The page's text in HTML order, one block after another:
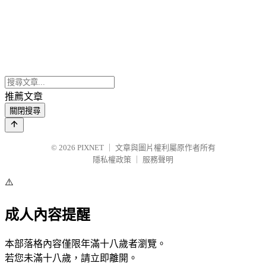
推薦文章
關閉搜尋
© 2026 PIXNET
文章與圖片權利屬原作者所有
隱私權政策
服務聲明
⚠️
成人內容提醒
本部落格內容僅限年滿十八歲者瀏覽。
若您未滿十八歲，請立即離開。